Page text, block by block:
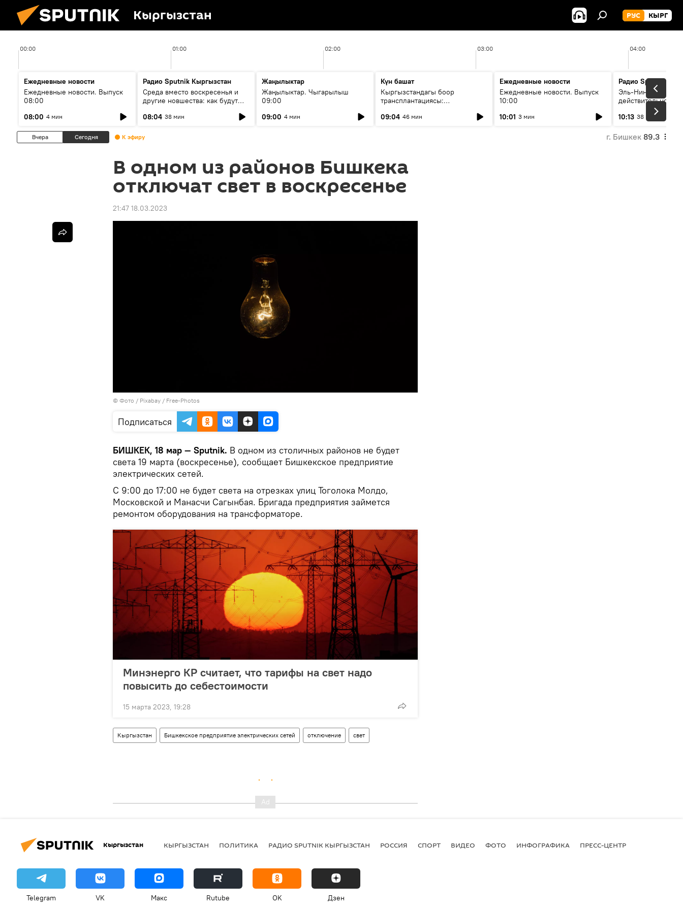
Кыргызстан РУС КЫРГ
00:00 01:00 02:00 03:00 04:00
Ежедневные новости
Ежедневные новости. Выпуск
08:00
08:00 4 мин
Радио Sputnik Кыргызстан
Среда вместо воскресенья и
другие новшества: как будут
08:04 38 мин
Жаңылыктар
Жаңылыктар. Чыгарылыш
09:00
09:00 4 мин
Күн башат
Кыргызстандагы боор
трансплантациясы:
келечеги
09:04 46 мин
Ежедневные новости
Ежедневные новости. Выпуск
10:00
10:01 3 мин
Радио Sputnik
Эль-Ниньо, жара и
действительно
погоду в
10:13 38 мин
Вчера Сегодня К эфиру г. Бишкек 89.3
В одном из районов Бишкека
отключат свет в воскресенье
21:47 18.03.2023
© Фото / Pixabay / Free-Photos
Подписаться
БИШКЕК, 18 мар — Sputnik. В одном из столичных районов не будет
света 19 марта (воскресенье), сообщает Бишкекское предприятие
электрических сетей.
С 9:00 до 17:00 не будет света на отрезках улиц Тоголока Молдо,
Московской и Манасчи Сагынбая. Бригада предприятия займется
ремонтом оборудования на трансформаторе.
Минэнерго КР считает, что тарифы на свет надо
повысить до себестоимости
15 марта 2023, 19:28
Кыргызстан Бишкекское предприятие электрических сетей отключение свет
Кыргызстан КЫРГЫЗСТАН ПОЛИТИКА РАДИО SPUTNIK КЫРГЫЗСТАН РОССИЯ СПОРТ ВИДЕО ФОТО ИНФОГРАФИКА ПРЕСС-ЦЕНТР
Telegram VK Макс Rutube OK Дзен